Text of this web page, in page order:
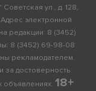
ул., д. 128,
электронной
редакции: 8 (3452)
8 (3452) 69-98-08
рекламодателем.
за достоверность
18+